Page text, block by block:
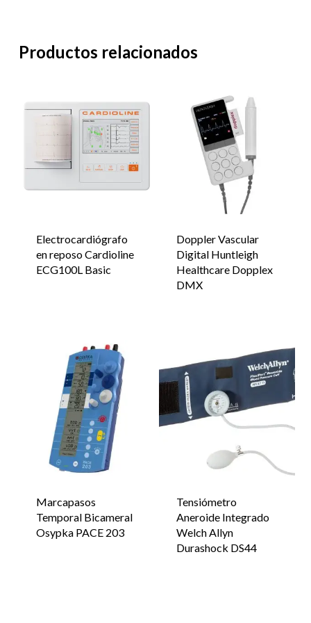
Productos relacionados
Electrocardiógrafo
en reposo Cardioline
ECG100L Basic
Doppler Vascular
Digital Huntleigh
Healthcare Dopplex
DMX
Marcapasos
Temporal Bicameral
Osypka PACE 203
Tensiómetro
Aneroide Integrado
Welch Allyn
Durashock DS44